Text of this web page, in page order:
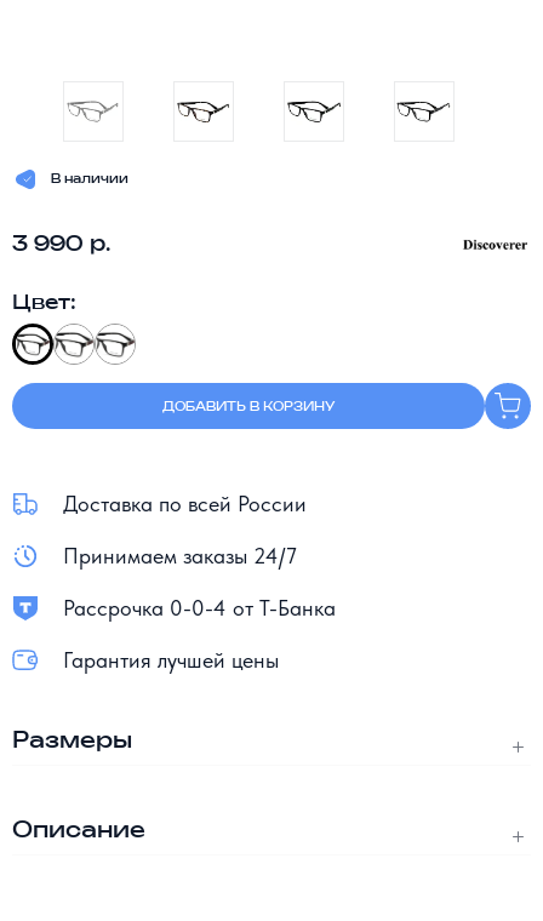
В наличии
3 990 р.
Цвет:
ДОБАВИТЬ В КОРЗИНУ
Доставка по всей России
Принимаем заказы 24/7
Рассрочка 0-0-4 от Т-Банка
Гарантия лучшей цены
Размеры
Описание